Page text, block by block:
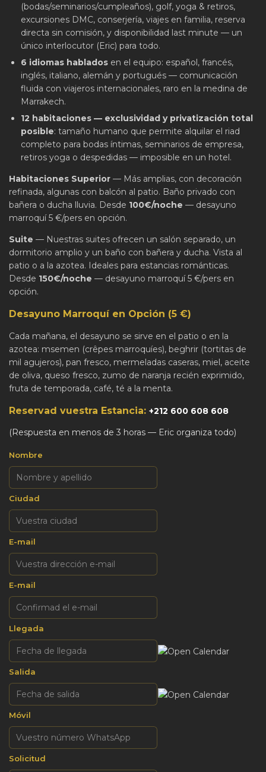
(bodas/seminarios/cumpleaños), golf, yoga & retiros,
excursiones DMC, conserjería, viajes en familia, reserva
directa sin comisión, y disponibilidad last minute — un
único interlocutor (Eric) para todo.
6 idiomas hablados en el equipo: español, francés,
inglés, italiano, alemán y portugués — comunicación
fluida con viajeros internacionales, raro en la medina de
Marrakech.
12 habitaciones — exclusividad y privatización total
posible: tamaño humano que permite alquilar el riad
completo para bodas íntimas, seminarios de empresa,
retiros yoga o despedidas — imposible en un hotel.
Habitaciones Superior — Más amplias, con decoración
refinada, algunas con balcón al patio. Baño privado con
bañera o ducha lluvia. Desde 100€/noche — desayuno
marroquí 5 €/pers en opción.
Suite — Nuestras suites ofrecen un salón separado, un
dormitorio amplio y un baño con bañera y ducha. Vista al
patio o a la azotea. Ideales para estancias románticas.
Desde 150€/noche — desayuno marroquí 5 €/pers en
opción.
Desayuno Marroquí en Opción (5 €)
Cada mañana, el desayuno se sirve en el patio o en la
azotea: msemen (crêpes marroquíes), beghrir (tortitas de
mil agujeros), pan fresco, mermeladas caseras, miel, aceite
de oliva, queso fresco, zumo de naranja recién exprimido,
fruta de temporada, café, té a la menta.
Reservad vuestra Estancia: +212 600 608 608
(Respuesta en menos de 3 horas — Eric organiza todo)
Nombre
Ciudad
E-mail
E-mail
Llegada
Salida
Móvil
Solicitud